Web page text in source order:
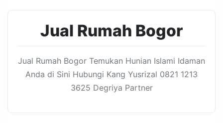
Jual Rumah Bogor
Jual Rumah Bogor Temukan Hunian Islami Idaman
Anda di Sini Hubungi Kang Yusrizal 0821 1213
3625 Degriya Partner